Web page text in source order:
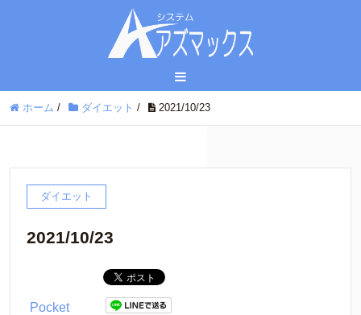
ホーム / ダイエット / 2021/10/23
ダイエット
2021/10/23
Pocket